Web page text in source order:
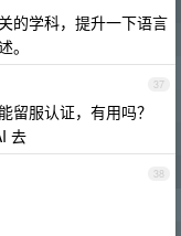
的学科，提升一下语言
。
37
留服认证，有用吗？
去
38